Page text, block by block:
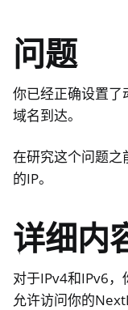
navigation of
navigation of 桌面和
navigation of 管理远
问题
你已经正确设置了
域名到达。
在研究这个问题之
的IP。
详细内
对于IPv4和IPv6，
允许访问你的